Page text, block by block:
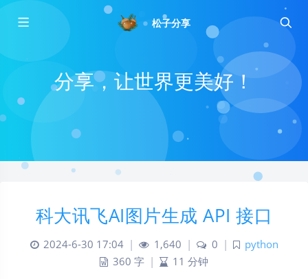
松子分享
分享，让世界更美好！
科大讯飞AI图片生成 API 接口
2024-6-30 17:04 | 1,640 | 0 |
python
360 字 | 11 分钟